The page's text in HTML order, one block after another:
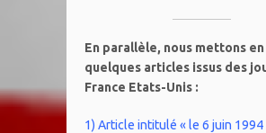
En parallèle, nous mettons
quelques articles issus des
France Etats-Unis :
1) Article intitulé « le 6 juin 1994